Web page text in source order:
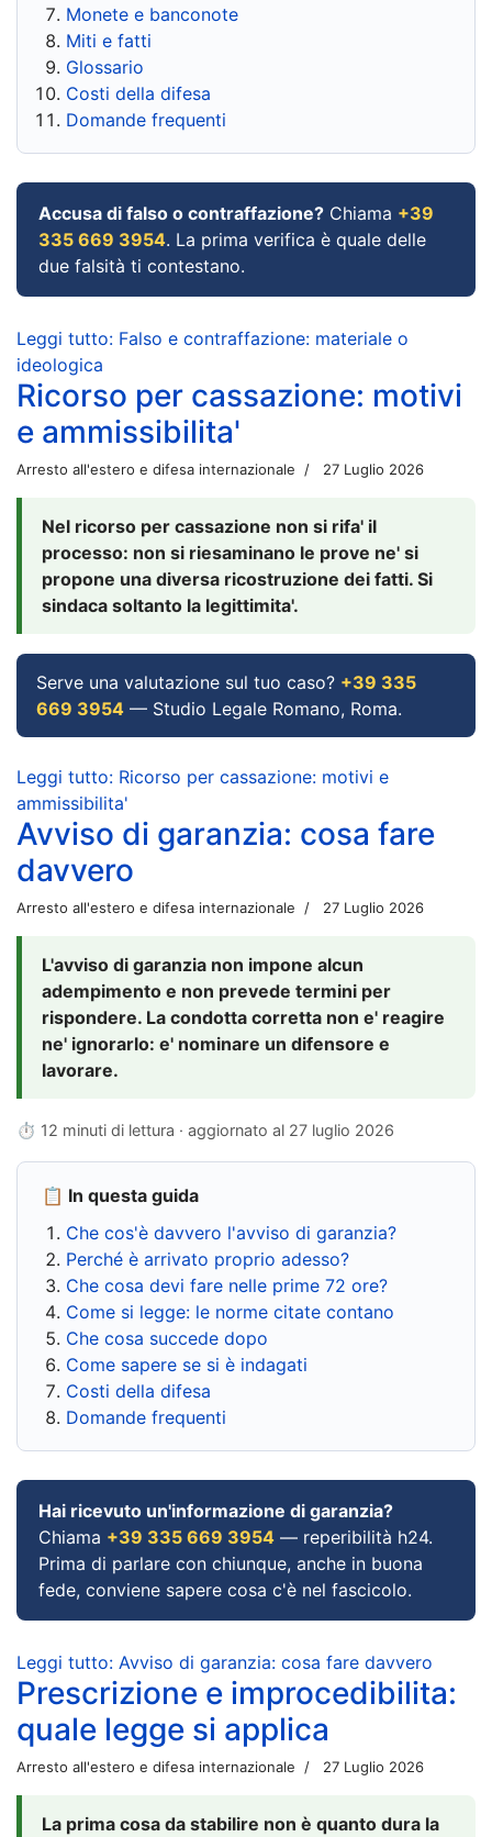
Monete e banconote
Miti e fatti
Glossario
Costi della difesa
Domande frequenti
Accusa di falso o contraffazione? Chiama +39
335 669 3954. La prima verifica è quale delle
due falsità ti contestano.
Leggi tutto: Falso e contraffazione: materiale o
ideologica
Ricorso per cassazione: motivi
e ammissibilita'
Arresto all'estero e difesa internazionale 27 Luglio 2026
Nel ricorso per cassazione non si rifa' il
processo: non si riesaminano le prove ne' si
propone una diversa ricostruzione dei fatti. Si
sindaca soltanto la legittimita'.
Serve una valutazione sul tuo caso? +39 335
669 3954 — Studio Legale Romano, Roma.
Leggi tutto: Ricorso per cassazione: motivi e
ammissibilita'
Avviso di garanzia: cosa fare
davvero
Arresto all'estero e difesa internazionale 27 Luglio 2026
L'avviso di garanzia non impone alcun
adempimento e non prevede termini per
rispondere. La condotta corretta non e' reagire
ne' ignorarlo: e' nominare un difensore e
lavorare.
⏱ 12 minuti di lettura · aggiornato al 27 luglio 2026
📋 In questa guida
Che cos'è davvero l'avviso di garanzia?
Perché è arrivato proprio adesso?
Che cosa devi fare nelle prime 72 ore?
Come si legge: le norme citate contano
Che cosa succede dopo
Come sapere se si è indagati
Costi della difesa
Domande frequenti
Hai ricevuto un'informazione di garanzia?
Chiama +39 335 669 3954 — reperibilità h24.
Prima di parlare con chiunque, anche in buona
fede, conviene sapere cosa c'è nel fascicolo.
Leggi tutto: Avviso di garanzia: cosa fare davvero
Prescrizione e improcedibilita:
quale legge si applica
Arresto all'estero e difesa internazionale 27 Luglio 2026
La prima cosa da stabilire non è quanto dura la